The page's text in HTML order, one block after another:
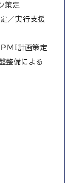
策定
／実行支援
計画策定
整備による